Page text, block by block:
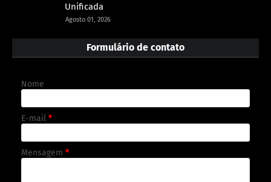
Unificada
Agosto 01, 2026
Formulário de contato
Nome
E-mail *
Mensagem *